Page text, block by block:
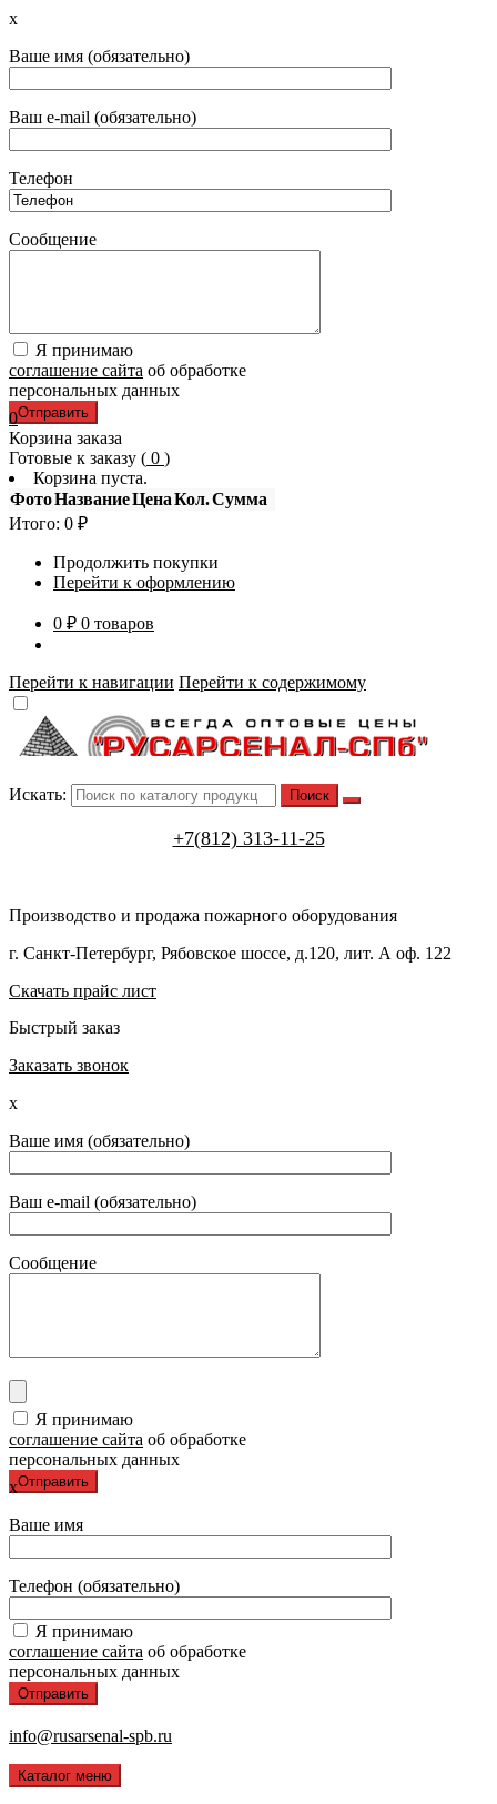
x
Ваше имя (обязательно)
Ваш e-mail (обязательно)
Телефон
Сообщение
Я принимаю
соглашение сайта об обработке
персональных данных
0
Корзина заказа
Готовые к заказу ( 0 )
Корзина пуста.
ФотоНазваниеЦенаКол.Сумма
Итого: 0 ₽
Продолжить покупки
Перейти к оформлению
0 ₽ 0 товаров
Перейти к навигации Перейти к содержимому
Искать:
+7(812) 313-11-25
Производство и продажа пожарного оборудования
г. Санкт-Петербург, Рябовское шоссе, д.120, лит. А оф. 122
Скачать прайс лист
Быстрый заказ
Заказать звонок
x
Ваше имя (обязательно)
Ваш e-mail (обязательно)
Сообщение
Я принимаю
соглашение сайта об обработке
персональных данных
x
Ваше имя
Телефон (обязательно)
Я принимаю
соглашение сайта об обработке
персональных данных
info@rusarsenal-spb.ru
Каталог меню